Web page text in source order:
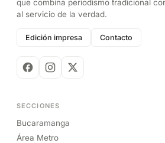
que combina periodismo tradicional
al servicio de la verdad.
Edición impresa Contacto
SECCIONES
Bucaramanga
Área Metro